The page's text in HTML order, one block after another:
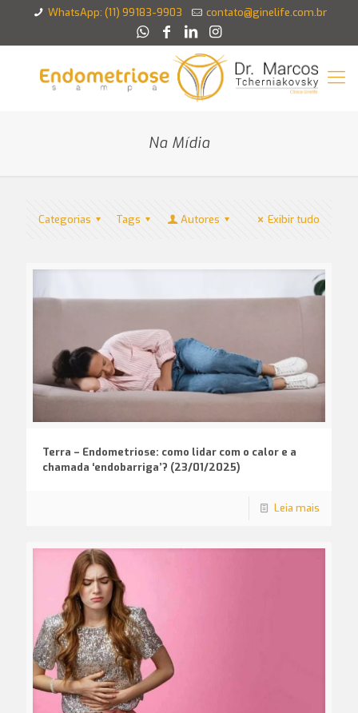
WhatsApp: (11) 99183-9903 contato@ginelife.com.br
Na Mídia
Categorias Tags Autores Exibir tudo
Terra – Endometriose: como lidar com o calor e a
chamada ‘endobarriga’? (23/01/2025)
Leia mais